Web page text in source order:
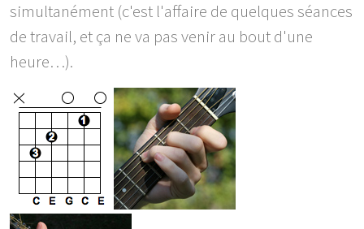
simultanément (c'est l'affaire de quelques séances
de travail, et ça ne va pas venir au bout d'une
heure…).